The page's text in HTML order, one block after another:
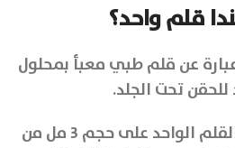
قلم واحد؟
عن قلم طبي معبأ بمحلول
للحقن تحت الجلد.
محتويات القلم: يحتوي القلم الواحد على حجم 3 مل من